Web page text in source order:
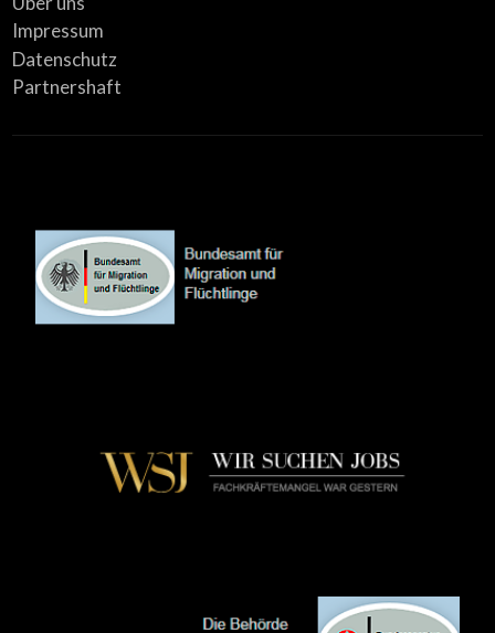
Impressum
Datenschutz
Partnershaft